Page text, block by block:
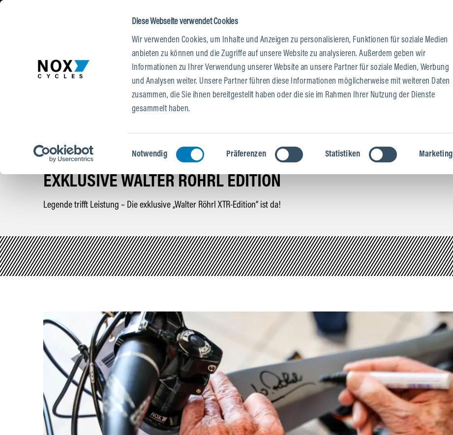
Diese Webseite verwendet Cookies
Wir verwenden Cookies, um Inhalte und Anzeigen zu personalisieren, Funktionen für soziale Medien
anbieten zu können und die Zugriffe auf unsere Website zu analysieren. Außerdem geben wir
Informationen zu Ihrer Verwendung unserer Website an unsere Partner für soziale Medien, Werbung
und Analysen weiter. Unsere Partner führen diese Informationen möglicherweise mit weiteren Daten
zusammen, die Sie ihnen bereitgestellt haben oder die sie im Rahmen Ihrer Nutzung der Dienste
gesammelt haben.
Einwilligungsauswahl
Notwendig Präferenzen Statistiken Marketing
E-BIKES TESTRIDE STORES & FACHHÄNDLER
#NOX NEWS-14.05.25
EXKLUSIVE WALTER RÖHRL EDITION
Legende trifft Leistung – Die exklusive „Walter Röhrl XTR-Edition“ ist da!